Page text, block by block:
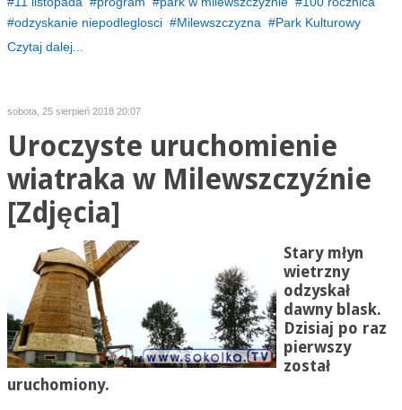
odzyskanie niepodleglosci
Milewszczyzna
Park Kulturowy
Czytaj dalej...
sobota, 25 sierpień 2018 20:07
Uroczyste uruchomienie
wiatraka w Milewszczyźnie
[Zdjęcia]
Stary młyn
wietrzny
odzyskał
dawny blask.
Dzisiaj po raz
pierwszy
został
uruchomiony.